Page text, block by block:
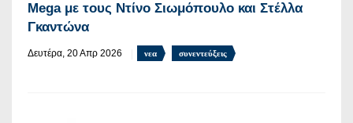
Mega με τους Ντίνο Σιωμόπουλο και Στέλλα
Γκαντώνα
Δευτέρα, 20 Απρ 2026 νεα συνεντεύξεις